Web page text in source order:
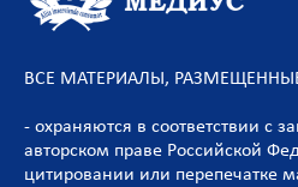
ВСЕ МАТЕРИАЛЫ,
- охраняются в соответствии с
авторском праве Российской
цитировании или перепечатке